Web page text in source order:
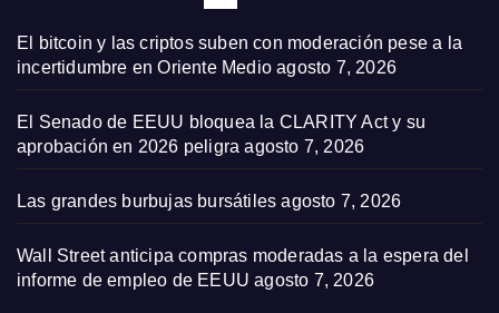
El bitcoin y las criptos suben con moderación pese a la
incertidumbre en Oriente Medio agosto 7, 2026
El Senado de EEUU bloquea la CLARITY Act y su
aprobación en 2026 peligra agosto 7, 2026
Las grandes burbujas bursátiles agosto 7, 2026
Wall Street anticipa compras moderadas a la espera del
informe de empleo de EEUU agosto 7, 2026